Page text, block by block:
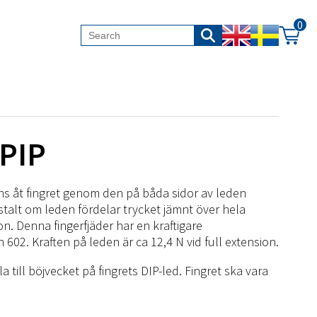
0
åt fingret genom den på båda sidor av leden
om leden fördelar trycket jämnt över hela
Denna fingerfjäder har en kraftigare
Kraften på leden är ca 12,4 N vid full extension.
till böjvecket på fingrets DIP-led. Fingret ska vara